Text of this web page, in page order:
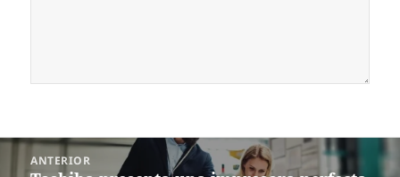
Navegación
ANTERIOR